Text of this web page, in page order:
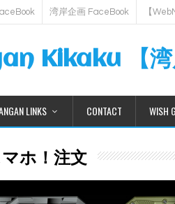
湾岸企画 FaceBook 【
Kikaku 【湾
LINKS CONTACT WISH
ホ！注文